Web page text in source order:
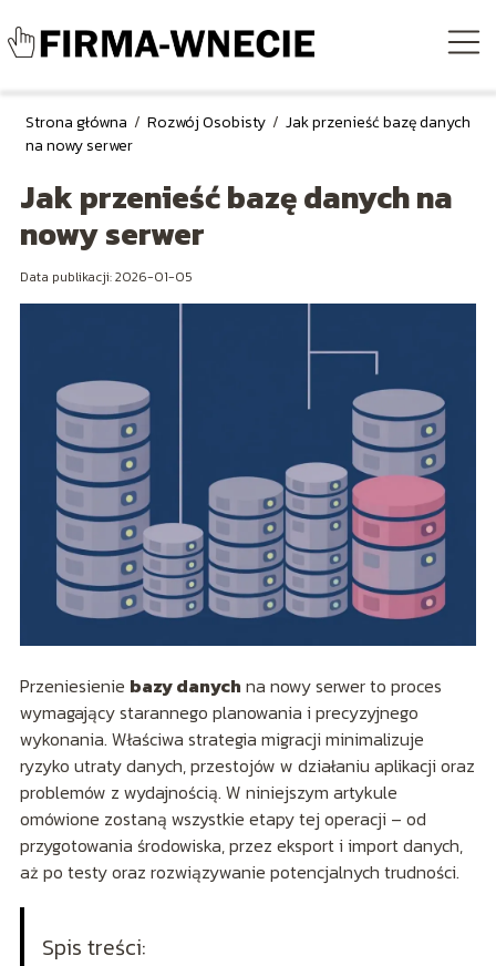
Strona główna / Rozwój Osobisty / Jak przenieść bazę danych
na nowy serwer
Jak przenieść bazę danych na
nowy serwer
Data publikacji: 2026-01-05
Przeniesienie bazy danych na nowy serwer to proces
wymagający starannego planowania i precyzyjnego
wykonania. Właściwa strategia migracji minimalizuje
ryzyko utraty danych, przestojów w działaniu aplikacji oraz
problemów z wydajnością. W niniejszym artykule
omówione zostaną wszystkie etapy tej operacji – od
przygotowania środowiska, przez eksport i import danych,
aż po testy oraz rozwiązywanie potencjalnych trudności.
Spis treści: